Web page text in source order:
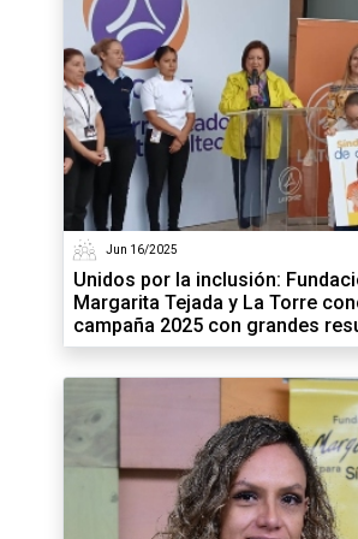
Jun 16/2025
Unidos por la inclusión:
Margarita Tejada y La Torre
campaña 2025 con grandes